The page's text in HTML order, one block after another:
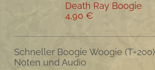
Death Ray Boogie
4,90€
Schneller Boogie Woogie (T=200)
Noten und Audio